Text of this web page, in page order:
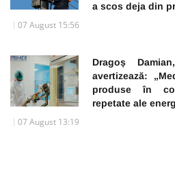
a scos deja din
07 August 15:56
Dragoș
avertizează:
produse în
repetate ale
07 August 13:19